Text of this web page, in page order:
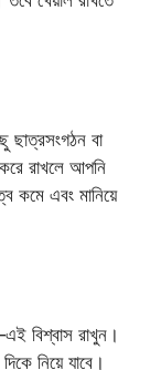
ছাত্রসংগঠন বা
করে রাখলে আপনি
কমে এবং মানিয়ে
বিশ্বাস রাখুন।
নিয়ে যাবে।